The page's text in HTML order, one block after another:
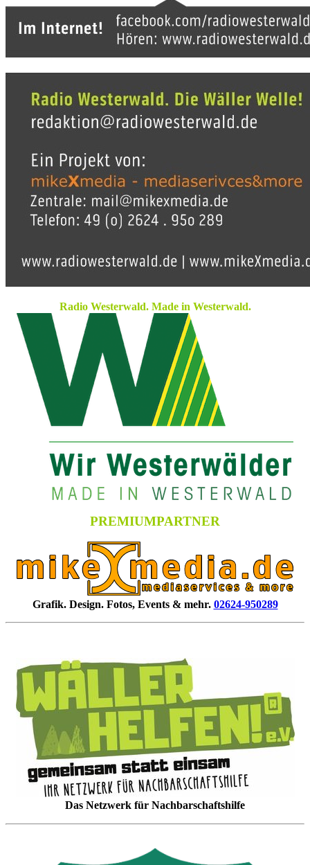
Radio Westerwald. Made in Westerwald.
PREMIUMPARTNER
Grafik. Design. Fotos, Events & mehr. 02624-950289
Das Netzwerk für Nachbarschaftshilfe